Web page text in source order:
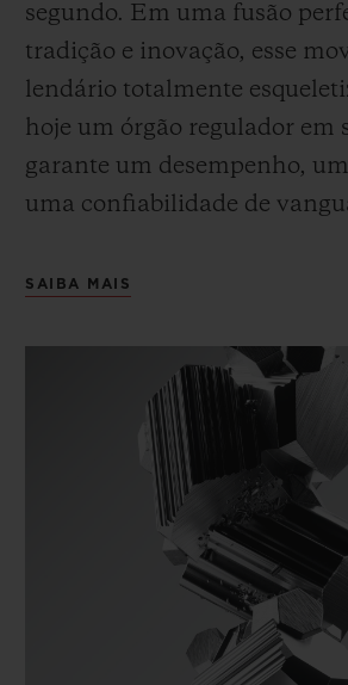
segundo. Em uma fusão
tradição e inovação, esse
lendário totalmente
hoje um órgão regulador em
garante um desempenho,
uma confiabilidade de
SAIBA MAIS